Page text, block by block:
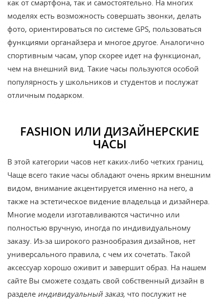
как от смартфона, так и самостоятельно. На многих
моделях есть возможность совершать звонки, делать
фото, ориентироваться по системе GPS, пользоваться
функциями органайзера и многое другое. Аналогично
спортивным часам, упор скорее идет на функционал,
чем на внешний вид. Такие часы пользуются особой
популярность у школьников и студентов и послужат
отличным подарком.
FASHION ИЛИ ДИЗАЙНЕРСКИЕ
ЧАСЫ
В этой категории часов нет каких-либо четких границ.
Чаще всего такие часы обладают очень ярким внешним
видом, внимание акцентируется именно на него, а
также на эстетическое видение владельца и дизайнера.
Многие модели изготавливаются частично или
полностью вручную, иногда по индивидуальному
заказу. Из-за широкого разнообразия дизайнов, нет
универсального правила, с чем их сочетать. Такой
аксессуар хорошо оживит и завершит образ. На нашем
сайте Вы сможете создать свой собственный дизайн в
разделе индивидуальный заказ, что послужит не